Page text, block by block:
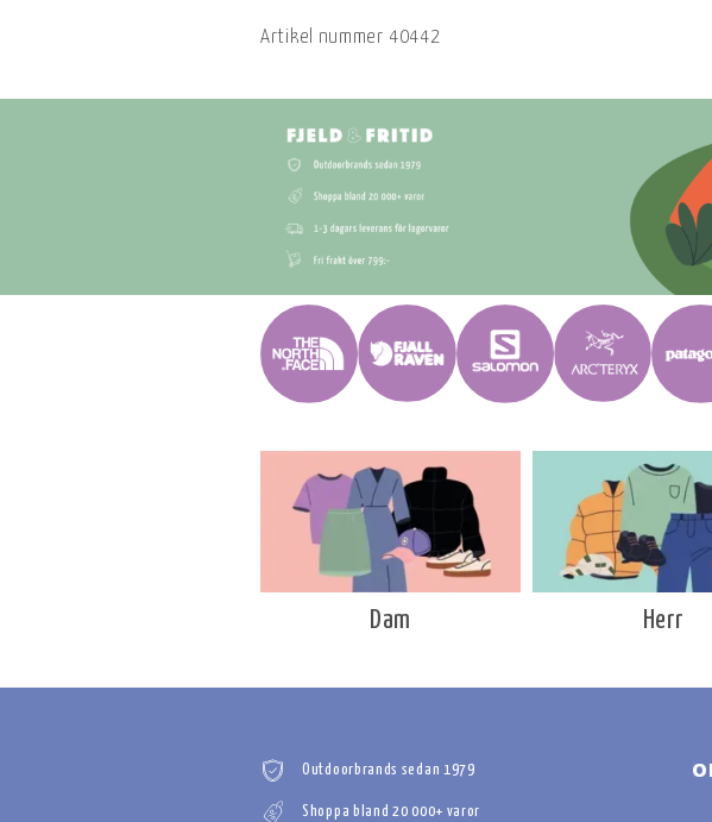
Artikel nummer 40442
Dam Herr
Outdoorbrands sedan 1979
Shoppa bland 20 000+ varor